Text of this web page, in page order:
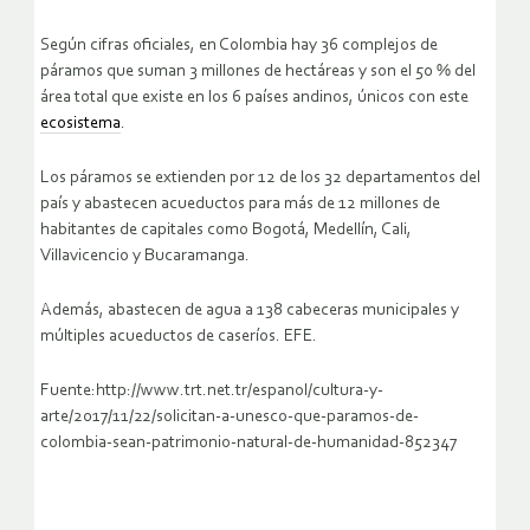
Según cifras oficiales, en Colombia hay 36 complejos de
páramos que suman 3 millones de hectáreas y son el 50 % del
área total que existe en los 6 países andinos, únicos con este
ecosistema.
Los páramos se extienden por 12 de los 32 departamentos del
país y abastecen acueductos para más de 12 millones de
habitantes de capitales como Bogotá, Medellín, Cali,
Villavicencio y Bucaramanga.
Además, abastecen de agua a 138 cabeceras municipales y
múltiples acueductos de caseríos. EFE.
Fuente:http://www.trt.net.tr/espanol/cultura-y-
arte/2017/11/22/solicitan-a-unesco-que-paramos-de-
colombia-sean-patrimonio-natural-de-humanidad-852347